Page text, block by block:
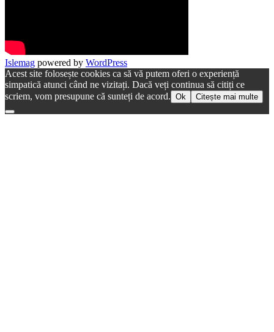
Islemag powered by WordPress
Acest site folosește cookies ca să vă putem oferi o experiență
simpatică atunci când ne vizitați. Dacă veți continua să citiți ce
scriem, vom presupune că sunteți de acord. Ok Citește mai multe